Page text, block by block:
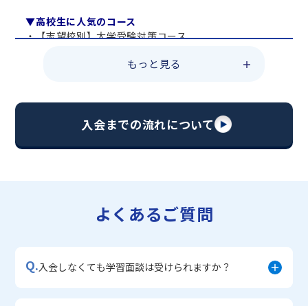
▼高校生に人気のコース
・【志望校別】大学受験対策コース
・総合型選抜直前対策コース
・【志望校別】公立・私立高校受験対策コース
・宿題サポートコース
・学習習慣定着コース
もっと見る
入会までの流れについて
よくあるご質問
Q.入会しなくても学習面談は受けられますか？